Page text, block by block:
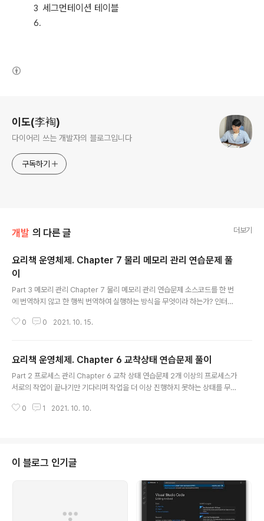
세그먼테이션 테이블
이도(李裪)
다이어리 쓰는 개발자의 블로그입니다
구독하기
개발 의 다른 글 더보기
요리책 운영체제. Chapter 7 물리 메모리 관리 연습문제 풀
이
Part 3 메모리 관리 Chapter 7 물리 메모리 관리 연습문제 소스코드를 한 번
에 번역하지 않고 한 행씩 번역하여 실행하는 방식을 무엇이라 하는가? 인터프
만들어지는 코드는 무엇인가? 목적코드 컴파일할 때 코드에 라이브러리를 연결
어떤 프로세스를 내보낼지 결정하는 것은 무엇인가? 재배치 정책 32bit CPU
를 사용하는 컴퓨터가 가질 수 있는 물리 메모리의 최대 크기는 얼마인가? 메모
리 주소를 지정하는 레지스터인 메모리 주소 레지스터(MAR)의 크기가 32bit
0 0 2021. 10. 15.
요리책 운영체제. Chapter 6 교착상태 연습문제 풀이
Part 2 프로세스 관리 Chapter 6 교착 상태 연습문제 2개 이상의 프로세스가
서로의 작업이 끝나기만 기다리며 작업을 더 이상 진행하지 못하는 상태를 무엇
떤 자원을 기다리고 있는지를 나타내는 방향서잉 있는 그래프를 무엇이라 하는
앗을 수 없는 비선점 자원이어야 한다. 점유와 대기: 프로세스가 어떤 자원을 할
당받은 상태에서 다른 자원을 기다리는 상태여야 한다. 원형 대기: 점유와 대기
0 1 2021. 10. 10.
이 블로그 인기글